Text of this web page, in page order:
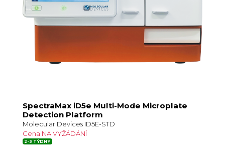
SpectraMax iD5e Multi-Mode Microplate
Detection Platform
Molecular Devices ID5E-STD
Cena NA VYŽÁDÁNÍ
2-3 TÝDNY